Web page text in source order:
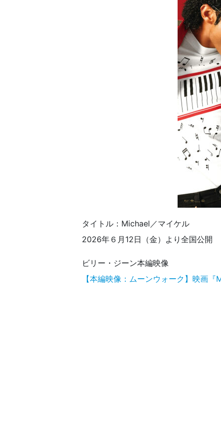
タイトル：Michael／マイケル
2026年６月12日（金）より全国公開
ビリー・ジーン本編映像
【本編映像：ムーンウォーク】映画